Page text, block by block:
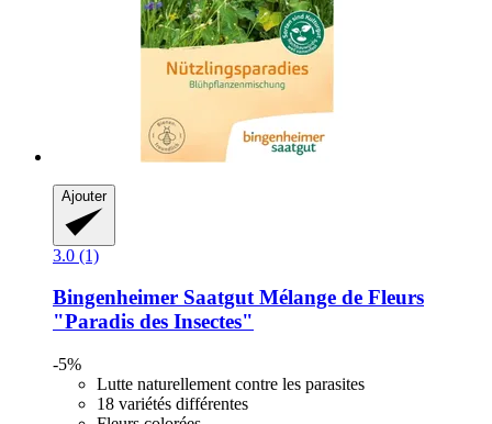
Ajouter
3.0 (1)
Bingenheimer SaatgutMélange de Fleurs
"Paradis des Insectes"
-5%
Lutte naturellement contre les parasites
18 variétés différentes